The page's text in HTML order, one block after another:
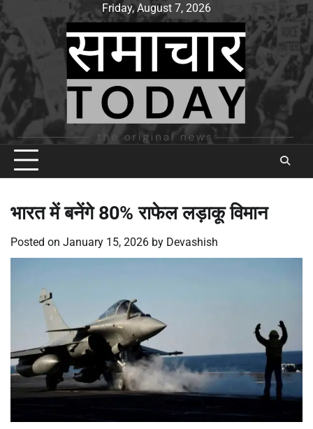
Skip
to
content
Friday, August 7, 2026
भारत में बनेंगे 80% राफेल लड़ाकू विमान
Posted on January 15, 2026 by Devashish